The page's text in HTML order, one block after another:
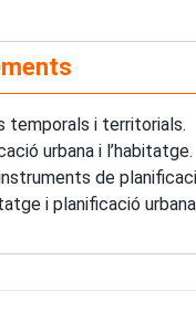
temporals i territorials.
urbana i l’habitatge.
de
i planificació